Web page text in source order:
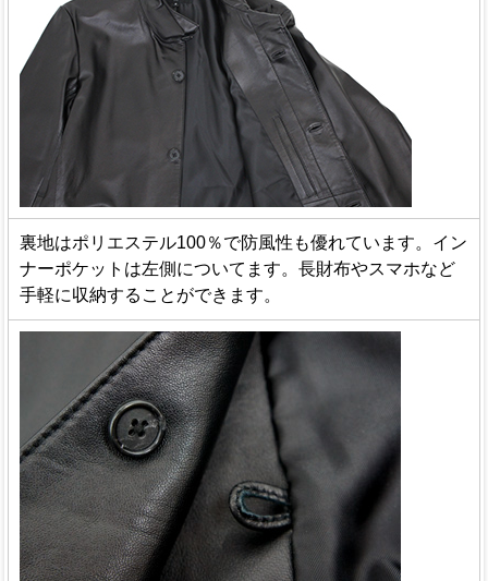
裏地はポリエステル100％で防風性も優れています。イン
ナーポケットは左側についてます。長財布やスマホなど
手軽に収納することができます。